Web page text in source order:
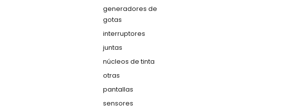
generadores de
gotas
interruptores
juntas
núcleos de tinta
otras
pantallas
sensores